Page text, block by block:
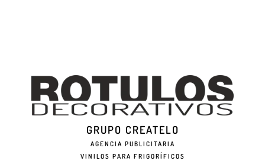
GRUPO CREATELO
AGENCIA PUBLICITARIA
VINILOS PARA FRIGORÍFICOS